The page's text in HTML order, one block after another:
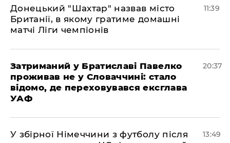
Донецький "Шахтар" назвав місто
Британії, в якому гратиме домашні
матчі Ліги чемпіонів
11:39
Затриманий у Братиславі Павелко
проживав не у Словаччині: стало
відомо, де переховувався ексглава
УАФ
20:37
У збірної Німеччини з футболу після
13:49